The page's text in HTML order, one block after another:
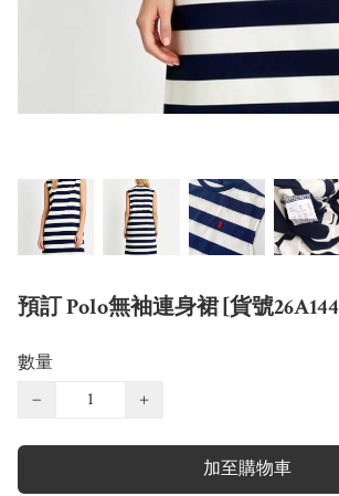
預訂 Polo無袖連身裙 [貨號
數量
−
+
加至購物車